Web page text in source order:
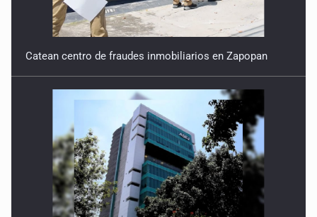
Catean centro de fraudes inmobiliarios en Zapopan